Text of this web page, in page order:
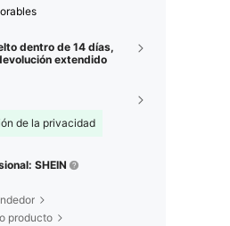
dentro de 14 días,
extendido
de la privacidad
SHEIN
producto